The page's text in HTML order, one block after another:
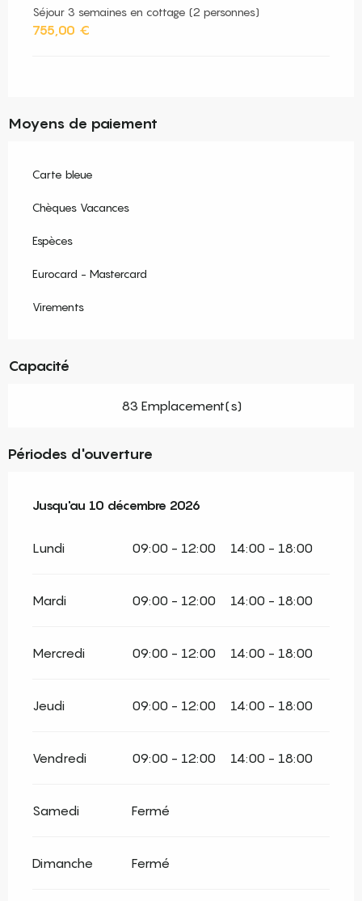
Séjour 3 semaines en cottage (2 personnes)
755,00 €
Moyens de paiement
Carte bleue
Chèques Vacances
Espèces
Eurocard - Mastercard
Virements
Capacité
83 Emplacement(s)
Périodes d'ouverture
Du1 février 2026au10 décembre 2026
Jusqu'au 10 décembre 2026
Lundi 09:00 - 12:00 14:00 - 18:00
Mardi 09:00 - 12:00 14:00 - 18:00
Mercredi 09:00 - 12:00 14:00 - 18:00
Jeudi 09:00 - 12:00 14:00 - 18:00
Vendredi 09:00 - 12:00 14:00 - 18:00
Samedi Fermé
Dimanche Fermé